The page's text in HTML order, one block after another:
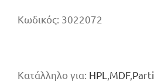
Κωδικός: 3022072
Κατάλληλο για: HPL MDF,